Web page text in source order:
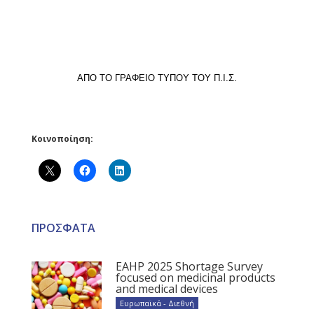
ΑΠΟ ΤΟ ΓΡΑΦΕΙΟ ΤΥΠΟΥ ΤΟΥ Π.Ι.Σ.
Κοινοποίηση:
ΠΡΟΣΦΑΤΑ
EAHP 2025 Shortage Survey
focused on medicinal products
and medical devices
Ευρωπαϊκά - Διεθνή